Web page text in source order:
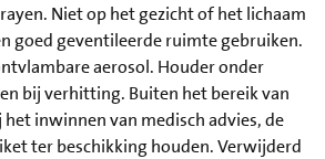
Niet op het gezicht of het lichaam
goed geventileerde ruimte gebruiken.
aerosol. Houder onder
bij verhitting. Buiten het bereik van
inwinnen van medisch advies, de
ter beschikking houden. Verwijderd